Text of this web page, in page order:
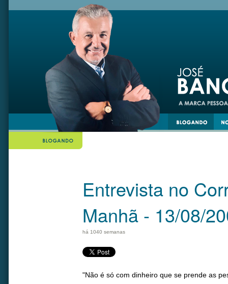
Entrevista no
Manhã - 13/08/
há 1040 semanas
"Não é só com dinheiro que se prende as